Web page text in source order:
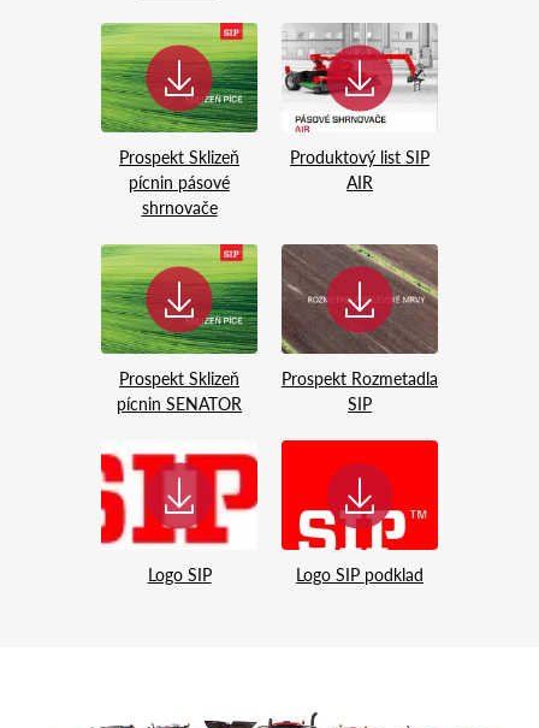
Prospekt Sklizeň
pícnin pásové
shrnovače
Produktový list SIP
AIR
Prospekt Sklizeň
pícnin SENATOR
Prospekt Rozmetadla
SIP
Logo SIP Logo SIP podklad